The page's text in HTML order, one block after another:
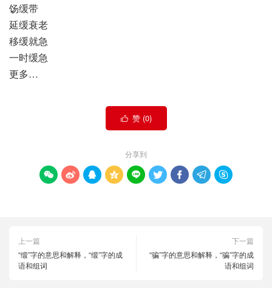
饧缓带
延缓衰老
移缓就急
一时缓急
更多…
 赞 (0)
分享到
        
上一篇
“缎”字的意思和解释，“缎”字的成
语和组词
下一篇
“骗”字的意思和解释，“骗”字的成
语和组词